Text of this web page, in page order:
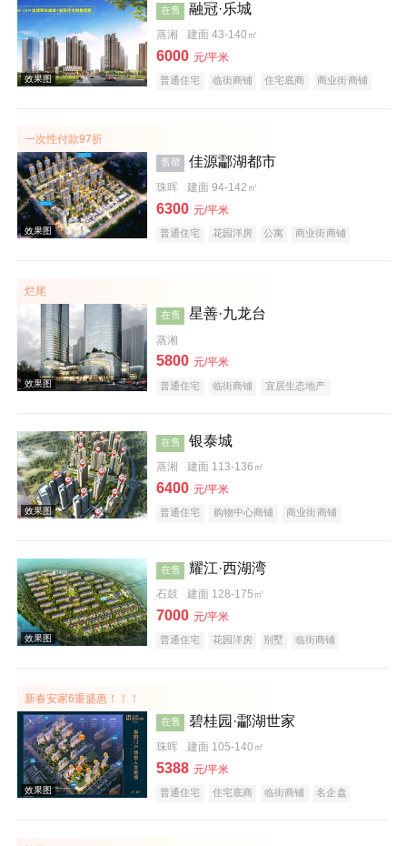
效果图
效果图
效果图
在售 融冠·乐城
蒸湘 建面 43-140㎡
6000 元/平米
普通住宅 临街商铺 住宅底商
商业街商铺
一次性付款97折
售罄 佳源酃湖都市
珠晖 建面 94-142㎡
6300 元/平米
普通住宅 花园洋房 公寓
商业街商铺
烂尾
在售 星善·九龙台
蒸湘
5800 元/平米
普通住宅 临街商铺 宜居生态地产
在售 银泰城
蒸湘 建面 113-136㎡
6400 元/平米
普通住宅 购物中心商铺
商业街商铺
在售 耀江·西湖湾
石鼓 建面 128-175㎡
7000 元/平米
普通住宅 花园洋房 别墅
临街商铺
新春安家6重盛惠！！！
在售 碧桂园·酃湖世家
珠晖 建面 105-140㎡
5388 元/平米
普通住宅 住宅底商 临街商铺
名企盘